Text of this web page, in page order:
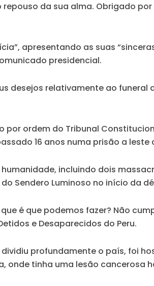
da sua alma. Obrigado por
apresentando as suas
presidencial.
desejos relativamente ao funeral
ordem do Tribunal
16 anos numa prisão a leste
incluindo dois
Sendero Luminoso no início da
é que podemos fazer? Não
e Desaparecidos do Peru.
profundamente o país, foi
tinha uma lesão cancerosa